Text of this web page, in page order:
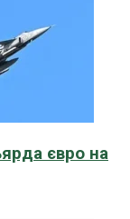
євро на